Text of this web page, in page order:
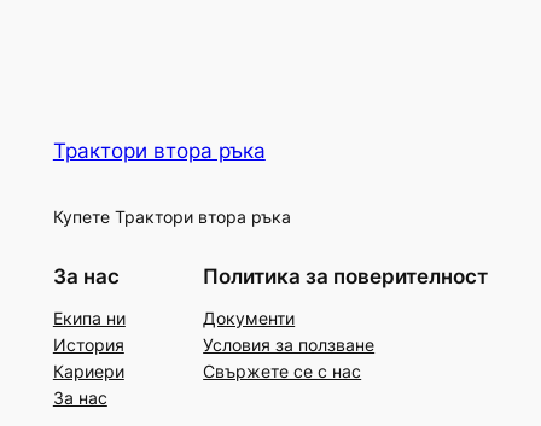
Трактори втора ръка
Купете Трактори втора ръка
За нас
Екипа ни
История
Кариери
За нас
Политика за поверителност
Документи
Условия за ползване
Свържете се с нас